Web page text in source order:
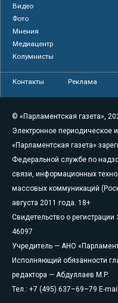
Видео
Фото
Мнения
Медиацентр
Колумнисты
Контакты Реклама
© «Парламентская газета»,
Электронное периодическое
«Парламентская газета»
Федеральной службе по
связи, информационных
массовых коммуникаций
августа 2011 года. 18+
Свидетельство о
46097
Учредитель — АНО
Исполняющий обязанности
редактора — Абдуллаев М.Р.
Тел.: +7 (495) 637–69–79 E-